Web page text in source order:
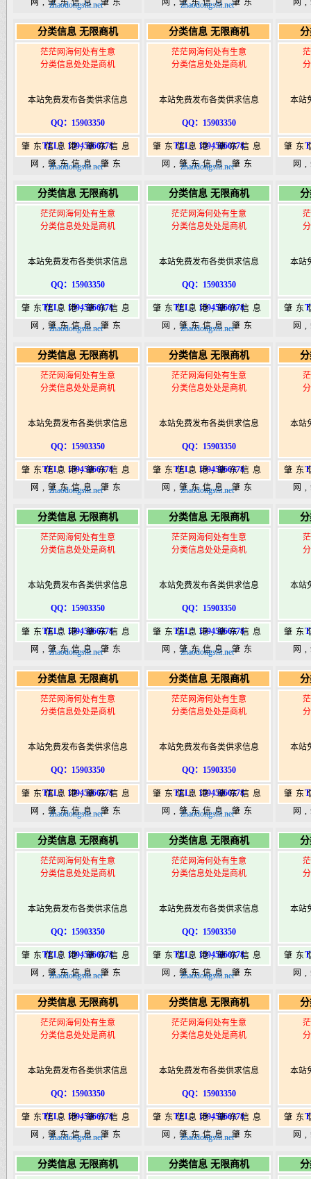
网,肇东信息,肇东
港|www.zhaodongshi.com
zhaodongshi.net
网,肇东信息,肇东
港|www.zhaodongshi.com
zhaodongshi.net
网
港
分类信息 无限商机
茫茫网海何处有生意
分类信息处处是商机
本站免费发布各类供求信息
QQ：15903350
TEL：15945066378
肇东信息港,肇东信息
网,肇东信息,肇东
港|www.zhaodongshi.com
zhaodongshi.net
分类信息 无限商机
茫茫网海何处有生意
分类信息处处是商机
本站免费发布各类供求信息
QQ：15903350
TEL：15945066378
肇东信息港,肇东信息
网,肇东信息,肇东
港|www.zhaodongshi.com
zhaodongshi.net
本站
肇东
网
港
分类信息 无限商机
茫茫网海何处有生意
分类信息处处是商机
本站免费发布各类供求信息
QQ：15903350
TEL：15945066378
肇东信息港,肇东信息
网,肇东信息,肇东
港|www.zhaodongshi.com
zhaodongshi.net
分类信息 无限商机
茫茫网海何处有生意
分类信息处处是商机
本站免费发布各类供求信息
QQ：15903350
TEL：15945066378
肇东信息港,肇东信息
网,肇东信息,肇东
港|www.zhaodongshi.com
zhaodongshi.net
本站
肇东
网
港
分类信息 无限商机
茫茫网海何处有生意
分类信息处处是商机
本站免费发布各类供求信息
QQ：15903350
TEL：15945066378
肇东信息港,肇东信息
网,肇东信息,肇东
港|www.zhaodongshi.com
zhaodongshi.net
分类信息 无限商机
茫茫网海何处有生意
分类信息处处是商机
本站免费发布各类供求信息
QQ：15903350
TEL：15945066378
肇东信息港,肇东信息
网,肇东信息,肇东
港|www.zhaodongshi.com
zhaodongshi.net
本站
肇东
网
港
分类信息 无限商机
茫茫网海何处有生意
分类信息处处是商机
本站免费发布各类供求信息
QQ：15903350
TEL：15945066378
肇东信息港,肇东信息
网,肇东信息,肇东
港|www.zhaodongshi.com
zhaodongshi.net
分类信息 无限商机
茫茫网海何处有生意
分类信息处处是商机
本站免费发布各类供求信息
QQ：15903350
TEL：15945066378
肇东信息港,肇东信息
网,肇东信息,肇东
港|www.zhaodongshi.com
zhaodongshi.net
本站
肇东
网
港
分类信息 无限商机
茫茫网海何处有生意
分类信息处处是商机
本站免费发布各类供求信息
QQ：15903350
TEL：15945066378
肇东信息港,肇东信息
网,肇东信息,肇东
港|www.zhaodongshi.com
zhaodongshi.net
分类信息 无限商机
茫茫网海何处有生意
分类信息处处是商机
本站免费发布各类供求信息
QQ：15903350
TEL：15945066378
肇东信息港,肇东信息
网,肇东信息,肇东
港|www.zhaodongshi.com
zhaodongshi.net
本站
肇东
网
港
分类信息 无限商机
茫茫网海何处有生意
分类信息处处是商机
本站免费发布各类供求信息
QQ：15903350
TEL：15945066378
肇东信息港,肇东信息
网,肇东信息,肇东
港|www.zhaodongshi.com
zhaodongshi.net
分类信息 无限商机
茫茫网海何处有生意
分类信息处处是商机
本站免费发布各类供求信息
QQ：15903350
TEL：15945066378
肇东信息港,肇东信息
网,肇东信息,肇东
港|www.zhaodongshi.com
zhaodongshi.net
本站
肇东
网
港
分类信息 无限商机
茫茫网海何处有生意
分类信息处处是商机
本站免费发布各类供求信息
QQ：15903350
TEL：15945066378
肇东信息港,肇东信息
网,肇东信息,肇东
港|www.zhaodongshi.com
zhaodongshi.net
分类信息 无限商机
茫茫网海何处有生意
分类信息处处是商机
本站免费发布各类供求信息
QQ：15903350
TEL：15945066378
肇东信息港,肇东信息
网,肇东信息,肇东
港|www.zhaodongshi.com
zhaodongshi.net
本站
肇东
网
港
分类信息 无限商机 分类信息 无限商机